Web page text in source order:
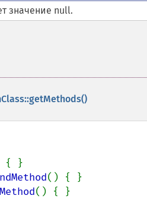
значение null.
{ }
() { }
() { }